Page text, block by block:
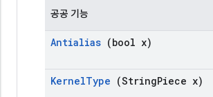
공공 기능
Antialias (bool x)
KernelType (StringPiece x)